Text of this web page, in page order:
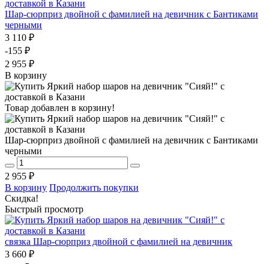
Шар-сюрприз двойной с фамилией на девичник с Бантиками
черными
3 110 ₽
-155 ₽
2 955 ₽
В корзину
Товар добавлен в корзину!
Шар-сюрприз двойной с фамилией на девичник с Бантиками
черными
2 955 ₽
В корзину Продолжить покупки
Скидка!
Быстрый просмотр
связка Шар-сюрприз двойной с фамилией на девичник
3 660 ₽